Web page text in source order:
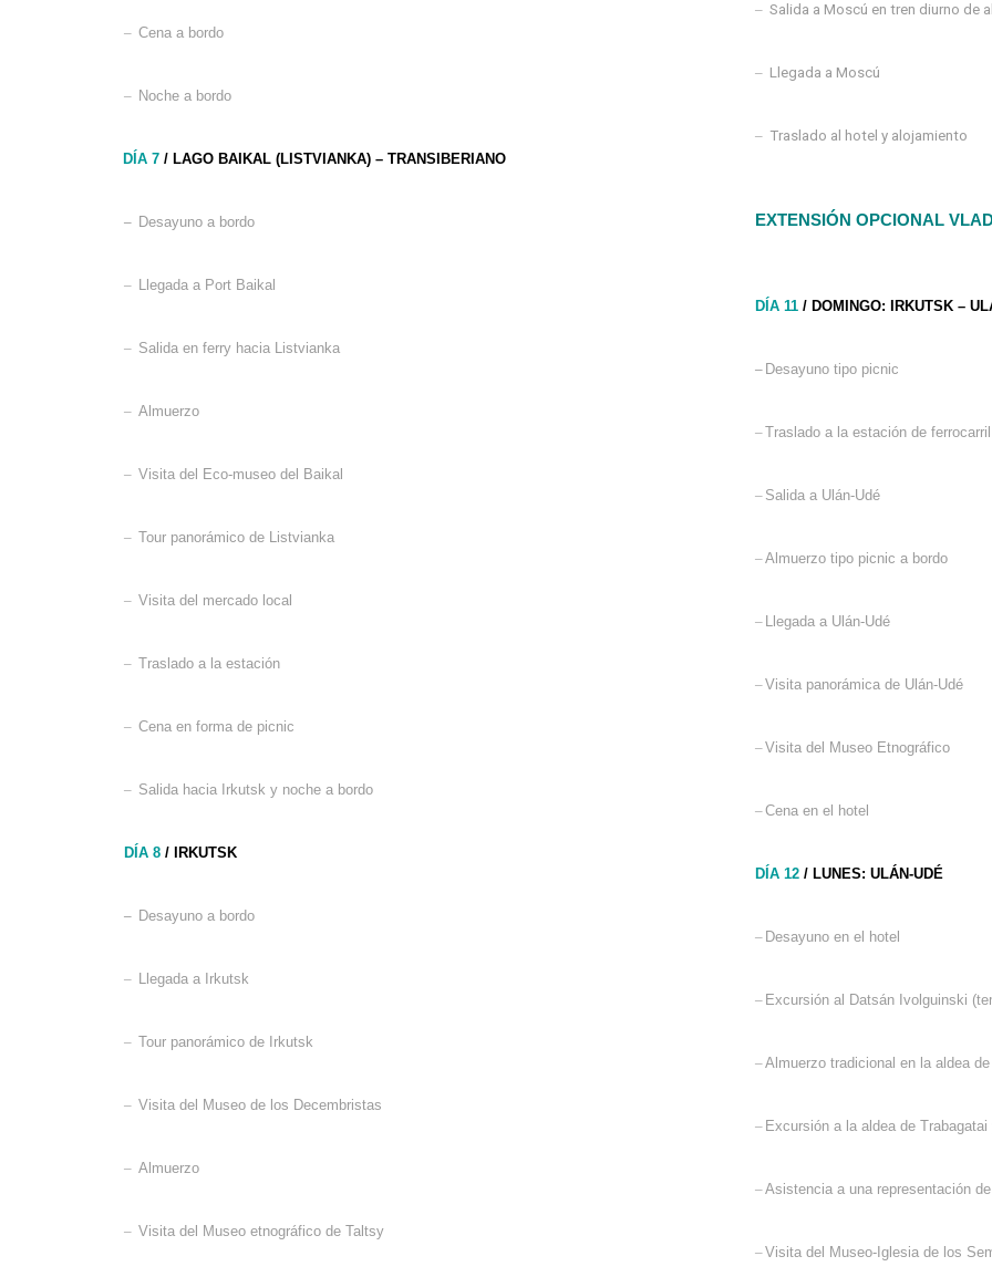
– Cena a bordo
– Noche a bordo
DÍA 7 / LAGO BAIKAL (LISTVIANKA) – TRANSIBERIANO
– Desayuno a bordo
– Llegada a Port Baikal
– Salida en ferry hacia Listvianka
– Almuerzo
– Visita del Eco-museo del Baikal
– Tour panorámico de Listvianka
– Visita del mercado local
– Traslado a la estación
– Cena en forma de picnic
– Salida hacia Irkutsk y noche a bordo
DÍA 8 / IRKUTSK
– Desayuno a bordo
– Llegada a Irkutsk
– Tour panorámico de Irkutsk
– Visita del Museo de los Decembristas
– Almuerzo
– Visita del Museo etnográfico de Taltsy
– Salida a Moscú en tren diurno de
– Llegada a Moscú
– Traslado al hotel y alojamiento
EXTENSIÓN OPCIONAL
DÍA 11 / DOMINGO: IRKUTSK –
– Desayuno tipo picnic
–Traslado a la estación de ferrocarril
– Salida a Ulán-Udé
–Almuerzo tipo picnic a bordo
– Llegada a Ulán-Udé
–Visita panorámica de Ulán-Udé
–Visita del Museo Etnográfico
–Cena en el hotel
DÍA 12 / LUNES: ULÁN-UDÉ
– Desayuno en el hotel
– Excursión al Datsán Ivolguinski
–Almuerzo tradicional en la aldea
– Excursión a la aldea de
–Asistencia a una representación
–Visita del Museo-Iglesia de los